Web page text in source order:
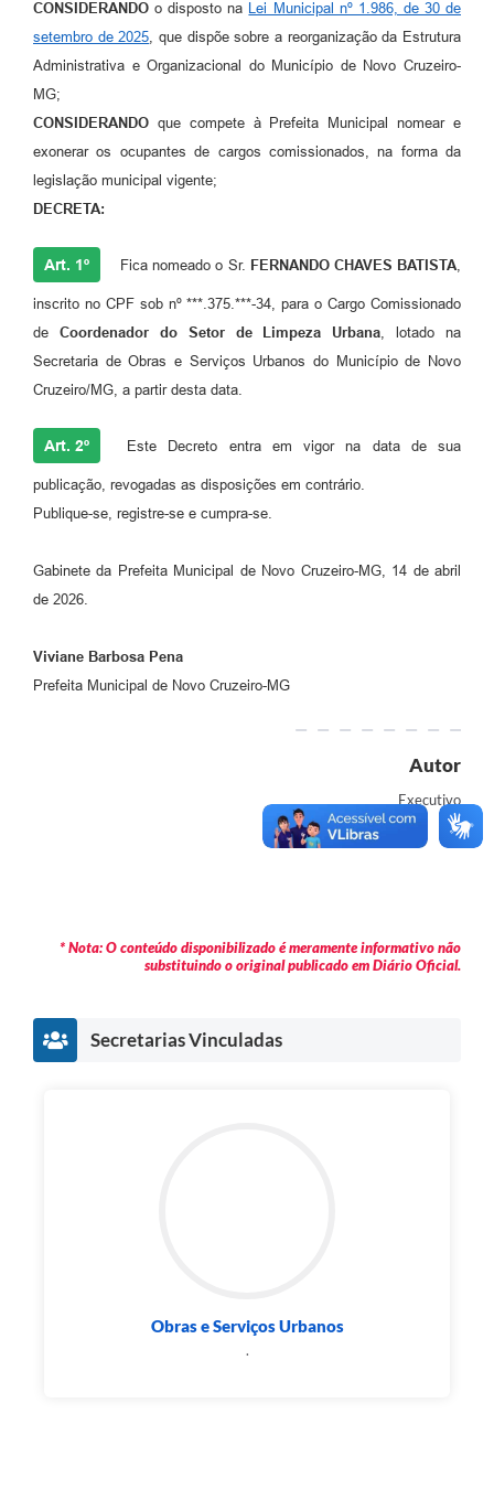
CONSIDERANDO o disposto na
Lei Municipal nº 1.986, de 30 de
setembro de 2025 , que dispõe sobre a reorganização da Estrutura
Administrativa e Organizacional do Município de Novo Cruzeiro-
MG;
CONSIDERANDO que compete à Prefeita Municipal nomear e
exonerar os ocupantes de cargos comissionados, na forma da
legislação municipal vigente;
DECRETA:
Art. 1º Fica nomeado o Sr. FERNANDO CHAVES BATISTA
inscrito no CPF sob nº ***.375.***-34, para o Cargo Comissionado
de Coordenador do Setor de Limpeza Urbana , lotado na
Secretaria de Obras e Serviços Urbanos do Município de Novo
Cruzeiro/MG, a partir desta data.
Art. 2º Este Decreto entra em vigor na data de sua
publicação, revogadas as disposições em contrário.
Publique-se, registre-se e cumpra-se.
Gabinete da Prefeita Municipal de Novo Cruzeiro-MG, 14 de abril
de 2026.
Viviane Barbosa Pena
Prefeita Municipal de Novo Cruzeiro-MG
Autor
Executivo
* Nota: O conteúdo disponibilizado é meramente informativo não
substituindo o original publicado em Diário Oficial.
Secretarias Vinculadas
Obras e Serviços Urbanos
.